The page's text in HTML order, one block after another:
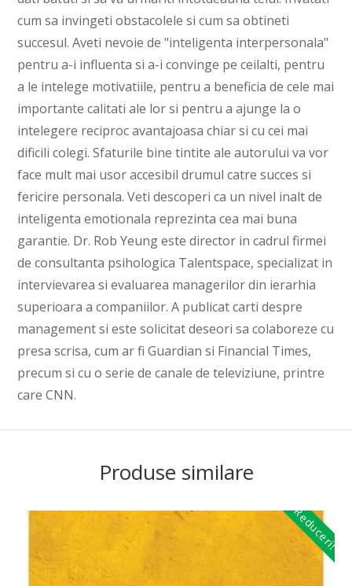
cum sa invingeti obstacolele si cum sa obtineti
succesul. Aveti nevoie de "inteligenta interpersonala"
pentru a-i influenta si a-i convinge pe ceilalti, pentru
a le intelege motivatiile, pentru a beneficia de cele mai
importante calitati ale lor si pentru a ajunge la o
intelegere reciproc avantajoasa chiar si cu cei mai
dificili colegi. Sfaturile bine tintite ale autorului va vor
face mult mai usor accesibil drumul catre succes si
fericire personala. Veti descoperi ca un nivel inalt de
inteligenta emotionala reprezinta cea mai buna
garantie. Dr. Rob Yeung este director in cadrul firmei
de consultanta psihologica Talentspace, specializat in
intervievarea si evaluarea managerilor din ierarhia
superioara a companiilor. A publicat carti despre
management si este solicitat deseori sa colaboreze cu
presa scrisa, cum ar fi Guardian si Financial Times,
precum si cu o serie de canale de televiziune, printre
care CNN.
Produse similare
Reduceri!